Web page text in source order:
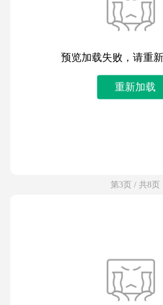
预览加载失败，请重
重新加载
第3页 / 共8页